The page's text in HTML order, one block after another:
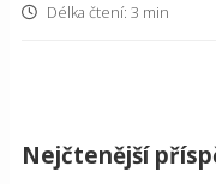
Délka čtení: 3 min
Nejčtenější